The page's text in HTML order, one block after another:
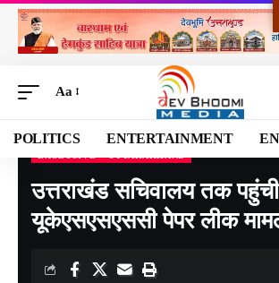
Aa
POLITICS ENTERTAINMENT
Devbhoomi Media >Blog>NATIONAL>
उत्तराखंड सचिवालय तक पहुंची
यूकेएसएसएससी पेपर लीक